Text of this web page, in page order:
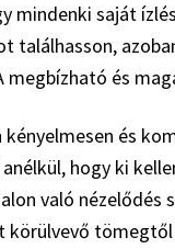
mindenki saját
találhasson,
megbízható és
kényelmesen és
hogy ki
való nézelődés
körülvevő